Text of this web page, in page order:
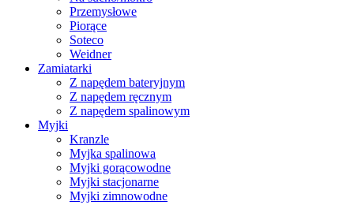
Przemysłowe
Piorące
Soteco
Weidner
Zamiatarki
Z napędem bateryjnym
Z napędem ręcznym
Z napędem spalinowym
Myjki
Kranzle
Myjka spalinowa
Myjki gorącowodne
Myjki stacjonarne
Myjki zimnowodne